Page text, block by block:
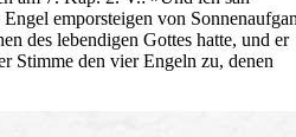
Engel emporsteigen von
des lebendigen Gottes hatte, und er
Stimme den vier Engeln zu, denen